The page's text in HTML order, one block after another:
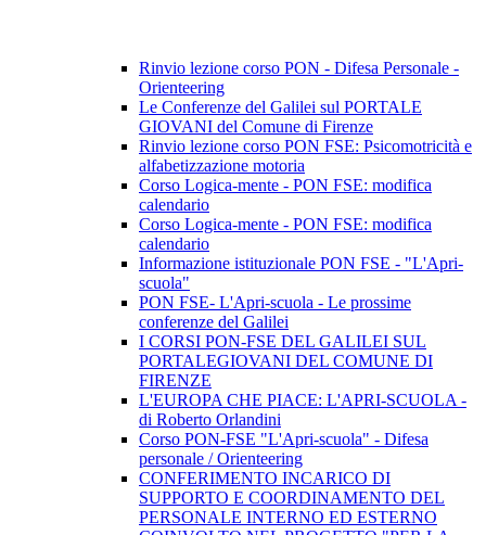
Rinvio lezione corso PON - Difesa Personale -
Orienteering
Le Conferenze del Galilei sul PORTALE
GIOVANI del Comune di Firenze
Rinvio lezione corso PON FSE: Psicomotricità e
alfabetizzazione motoria
Corso Logica-mente - PON FSE: modifica
calendario
Corso Logica-mente - PON FSE: modifica
calendario
Informazione istituzionale PON FSE - "L'Apri-
scuola"
PON FSE- L'Apri-scuola - Le prossime
conferenze del Galilei
I CORSI PON-FSE DEL GALILEI SUL
PORTALEGIOVANI DEL COMUNE DI
FIRENZE
L'EUROPA CHE PIACE: L'APRI-SCUOLA -
di Roberto Orlandini
Corso PON-FSE "L'Apri-scuola" - Difesa
personale / Orienteering
CONFERIMENTO INCARICO DI
SUPPORTO E COORDINAMENTO DEL
PERSONALE INTERNO ED ESTERNO